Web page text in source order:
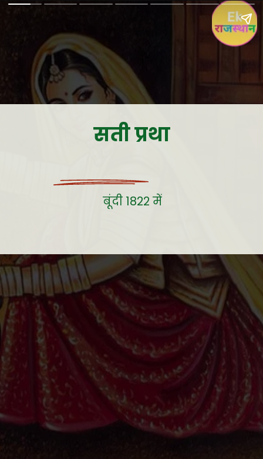
सती प्रथा
बूंदी 1822 में